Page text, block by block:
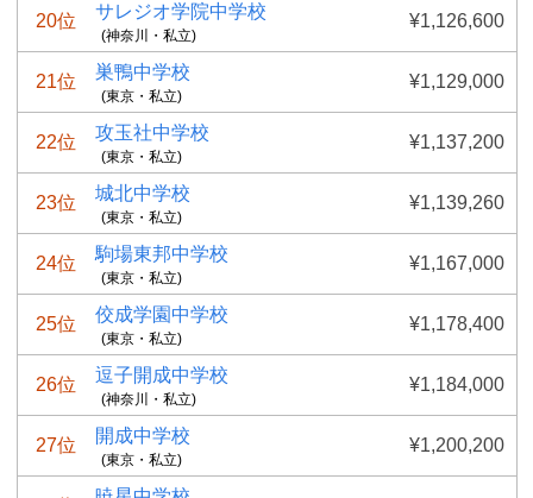
20位 サレジオ学院中学校
(神奈川・私立)
¥1,126,600
21位 巣鴨中学校
(東京・私立)
¥1,129,000
22位 攻玉社中学校
(東京・私立)
¥1,137,200
23位 城北中学校
(東京・私立)
¥1,139,260
24位 駒場東邦中学校
(東京・私立)
¥1,167,000
25位 佼成学園中学校
(東京・私立)
¥1,178,400
26位 逗子開成中学校
(神奈川・私立)
¥1,184,000
27位 開成中学校
(東京・私立)
¥1,200,200